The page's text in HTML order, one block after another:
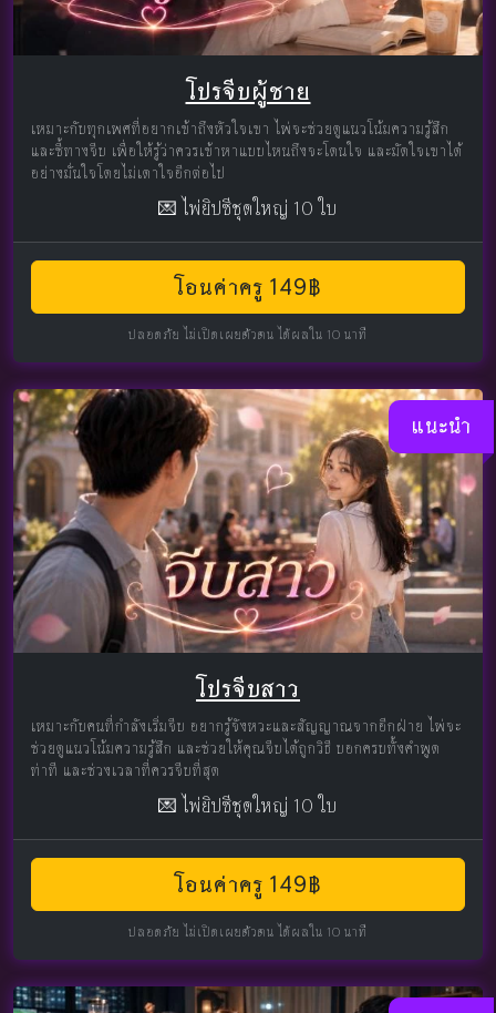
โปรจีบผู้ชาย
เหมาะกับทุกเพศที่อยากเข้าถึงหัวใจเขา ไพ่จะช่วยดูแนวโน้มความรู้สึก
และชี้ทางจีบ เพื่อให้รู้ว่าควรเข้าหาแบบไหนถึงจะโดนใจ และมัดใจเขาได้
อย่างมั่นใจโดยไม่เดาใจอีกต่อไป
💌 ไพ่ยิปซีชุดใหญ่ 10 ใบ
โอนค่าครู 149฿
ปลอดภัย ไม่เปิดเผยตัวตน ได้ผลใน 10 นาที
แนะนำ
โปรจีบสาว
เหมาะกับคนที่กำลังเริ่มจีบ อยากรู้จังหวะและสัญญาณจากอีกฝ่าย ไพ่จะ
ช่วยดูแนวโน้มความรู้สึก และช่วยให้คุณจีบได้ถูกวิธี บอกครบทั้งคำพูด
ท่าที และช่วงเวลาที่ควรจีบที่สุด
💌 ไพ่ยิปซีชุดใหญ่ 10 ใบ
โอนค่าครู 149฿
ปลอดภัย ไม่เปิดเผยตัวตน ได้ผลใน 10 นาที